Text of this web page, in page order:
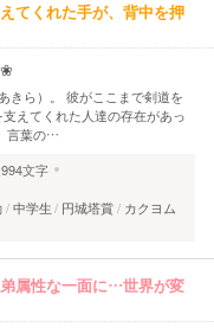
てくれた手が、背中を押
きら）。 彼がここまで剣道を
えてくれた人達の存在があっ
言葉の…
文字
中学生 円城塔賞
カクヨム
属性な一面に…世界が変